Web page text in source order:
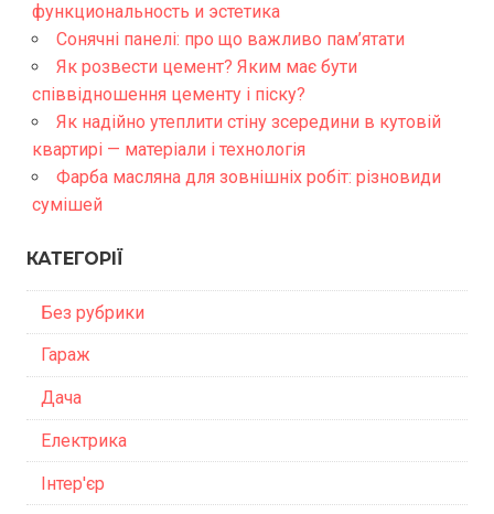
функциональность и эстетика
Сонячні панелі: про що важливо пам’ятати
Як розвести цемент? Яким має бути
співвідношення цементу і піску?
Як надійно утеплити стіну зсередини в кутовій
квартирі — матеріали і технологія
Фарба масляна для зовнішніх робіт: різновиди
сумішей
КАТЕГОРІЇ
Без рубрики
Гараж
Дача
Електрика
Інтер'єр